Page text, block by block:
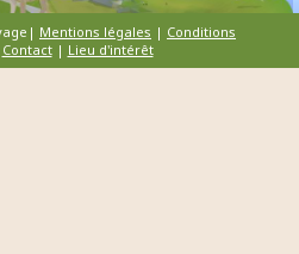
Mentions légales | Conditions
Contact| Lieu d'intérêt